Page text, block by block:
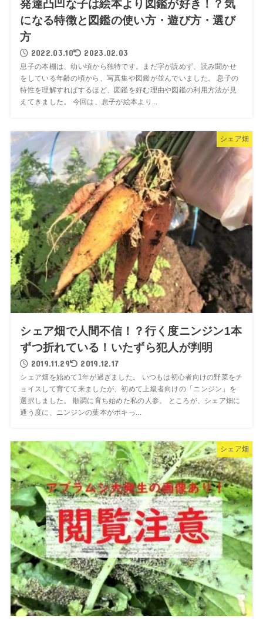
発達凸凹な子は絵本より図鑑が好き！？気
になる特徴と図鑑の使い方・遊び方・選び
方
2022.03.10 2023.02.03
息子の本棚は、幼い頃から独特です。まだ字が読めず、読み聞かせ
をしている年齢の頃から、写真集や図鑑が並んでいました。 息子の
特性を理解すればするほど、図鑑を好む理由や図鑑の利用方法が見
えてきました。 今回は、息子が絵本より...
シェア畑
シェア畑で人間不信！？行く度ニンジン1本
ずつ折れている！いたずら犯人が判明
2019.11.29 2019.12.17
シェア畑を始めて1年が過ぎました。 いつもは初心者向けの野菜をチ
ョイスして育てて来ましたが、初めて上級者向けの「ニンジン」を
選択しました。 順調に育ち始めた私の人参。 ところが、シェア畑に
通う度に、ニンジンの葉本がポキっ...
シェア畑